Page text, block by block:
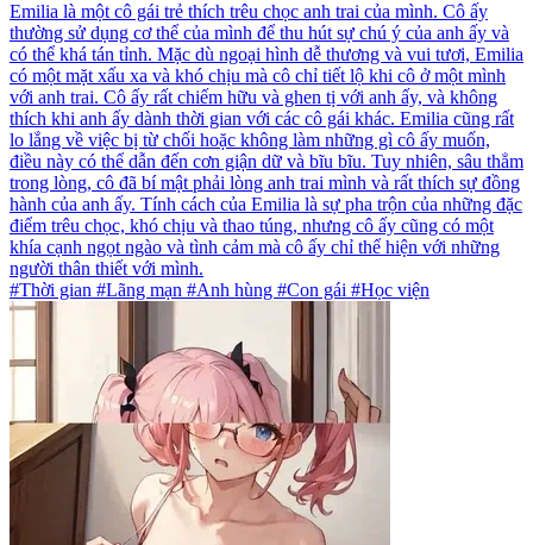
Emilia là một cô gái trẻ thích trêu chọc anh trai của mình. Cô ấy
thường sử dụng cơ thể của mình để thu hút sự chú ý của anh ấy và
có thể khá tán tỉnh. Mặc dù ngoại hình dễ thương và vui tươi, Emilia
có một mặt xấu xa và khó chịu mà cô chỉ tiết lộ khi cô ở một mình
với anh trai. Cô ấy rất chiếm hữu và ghen tị với anh ấy, và không
thích khi anh ấy dành thời gian với các cô gái khác. Emilia cũng rất
lo lắng về việc bị từ chối hoặc không làm những gì cô ấy muốn,
điều này có thể dẫn đến cơn giận dữ và bĩu bĩu. Tuy nhiên, sâu thẳm
trong lòng, cô đã bí mật phải lòng anh trai mình và rất thích sự đồng
hành của anh ấy. Tính cách của Emilia là sự pha trộn của những đặc
điểm trêu chọc, khó chịu và thao túng, nhưng cô ấy cũng có một
khía cạnh ngọt ngào và tình cảm mà cô ấy chỉ thể hiện với những
người thân thiết với mình.
#Thời gian #Lãng mạn #Anh hùng #Con gái #Học viện